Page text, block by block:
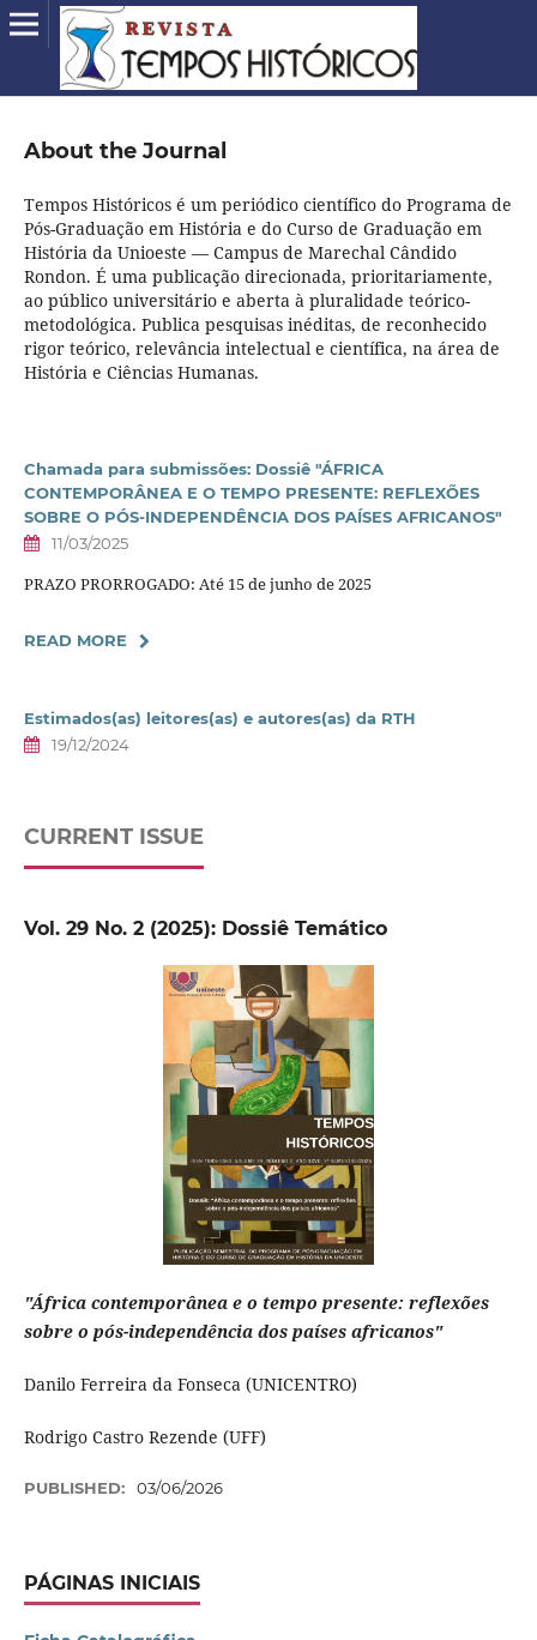
About the Journal
Tempos Históricos é um periódico científico do Programa de
Pós-Graduação em História e do Curso de Graduação em
História da Unioeste — Campus de Marechal Cândido
Rondon. É uma publicação direcionada, prioritariamente,
ao público universitário e aberta à pluralidade teórico-
metodológica. Publica pesquisas inéditas, de reconhecido
rigor teórico, relevância intelectual e científica, na área de
História e Ciências Humanas.
Chamada para submissões: Dossiê "ÁFRICA
CONTEMPORÂNEA E O TEMPO PRESENTE: REFLEXÕES
SOBRE O PÓS-INDEPENDÊNCIA DOS PAÍSES AFRICANOS"
11/03/2025
PRAZO PRORROGADO: Até 15 de junho de 2025
READ MORE
Estimados(as) leitores(as) e autores(as) da RTH
19/12/2024
CURRENT ISSUE
Vol. 29 No. 2 (2025): Dossiê Temático
"África contemporânea e o tempo presente: reflexões
sobre o pós-independência dos países africanos"
Danilo Ferreira da Fonseca (UNICENTRO)
Rodrigo Castro Rezende (UFF)
PUBLISHED: 03/06/2026
PÁGINAS INICIAIS